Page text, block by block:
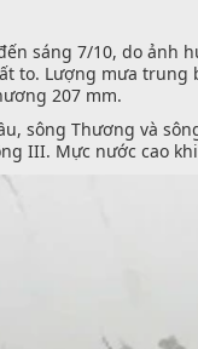
sáng 7/10, do ảnh
to. Lượng mưa
207 mm.
sông Thương và
III. Mực nước cao